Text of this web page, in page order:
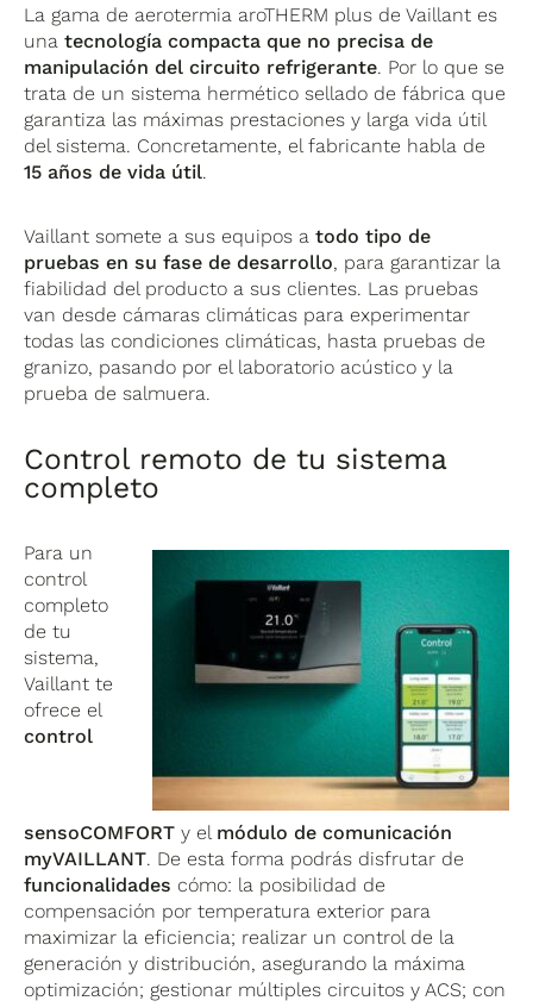
La gama de aerotermia aroTHERM plus de Vaillant es
unatecnología compacta que no precisa de
manipulación del circuito refrigerante. Por lo que se
trata de un sistema hermético sellado de fábrica que
garantiza las máximas prestaciones y larga vida útil
del sistema. Concretamente, el fabricante habla de
15 años de vida útil.
Vaillant somete a sus equipos atodo tipo de
pruebas en su fase de desarrollo, para garantizar la
fiabilidad del producto a sus clientes. Las pruebas
van desde cámaras climáticas para experimentar
todas las condiciones climáticas, hasta pruebas de
granizo, pasando por el laboratorio acústico y la
prueba de salmuera.
Control remoto de tu sistema
completo
Para un
control
completo
de tu
sistema,
Vaillant te
ofrece el
control
sensoCOMFORT y el módulo de comunicación
myVAILLANT. De esta forma podrás disfrutar de
funcionalidades cómo: la posibilidad de
compensación por temperatura exterior para
maximizar la eficiencia; realizar un control de la
generación y distribución, asegurando la máxima
optimización; gestionar múltiples circuitos y ACS; con